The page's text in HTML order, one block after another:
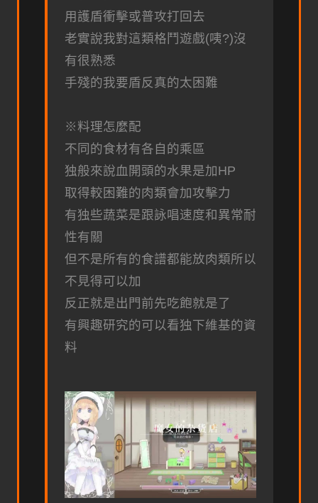
用護盾衝擊或普攻打回去
老實說我對這類格鬥遊戲(咦?)沒
有很熟悉
手殘的我要盾反真的太困難
※料理怎麼配
不同的食材有各自的乘區
独般來說血開頭的水果是加HP
取得較困難的肉類會加攻擊力
有独些蔬菜是跟詠唱速度和異常耐
性有關
但不是所有的食譜都能放肉類所以
不見得可以加
反正就是出門前先吃飽就是了
有興趣研究的可以看独下維基的資
料